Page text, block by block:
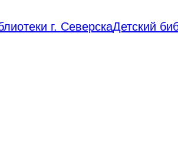
г. СеверскаДетский